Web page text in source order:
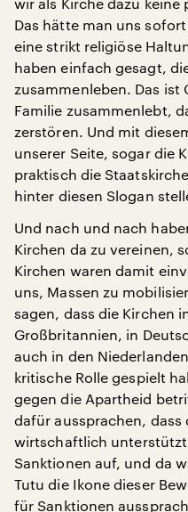
Das hätte man uns
eine strikt religiöse
haben einfach gesagt,
zusammenleben. Das ist
Familie zusammenlebt,
zerstören. Und mit
unserer Seite, sogar die
praktisch die
hinter diesen Slogan
Und nach und nach
Kirchen da zu vereinen,
Kirchen waren damit
uns, Massen zu
sagen, dass die Kirchen
Großbritannien, in
auch in den
kritische Rolle gespielt
gegen die Apartheid
dafür aussprachen, dass
wirtschaftlich unterstützt
Sanktionen auf, und da
Tutu die Ikone dieser
für Sanktionen